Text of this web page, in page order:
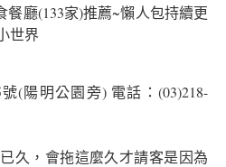
(陽明公園旁) 電話：(03)218-
久，會拖這麼久才請客是因為